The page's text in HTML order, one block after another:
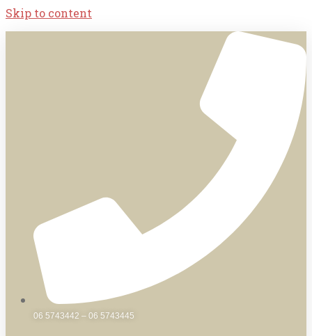
Skip to content
06 5743442 – 06 5743445